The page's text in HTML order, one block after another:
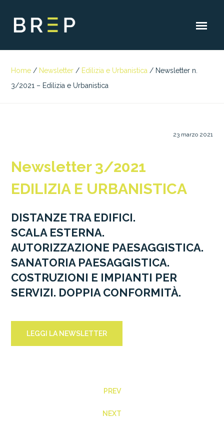
Home / Newsletter / Edilizia e Urbanistica / Newsletter n.
3/2021 – Edilizia e Urbanistica
23 marzo 2021
Newsletter 3/2021
EDILIZIA E URBANISTICA
DISTANZE TRA EDIFICI.
SCALA ESTERNA.
AUTORIZZAZIONE PAESAGGISTICA.
SANATORIA PAESAGGISTICA.
COSTRUZIONI E IMPIANTI PER
SERVIZI. DOPPIA CONFORMITÀ.
LEGGI LA NEWSLETTER
PREV
NEXT